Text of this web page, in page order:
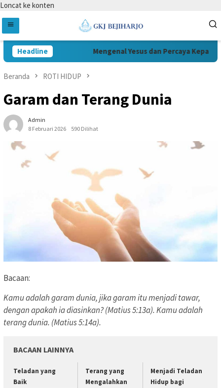
Loncat ke konten
Headline Mengenal Yesus dan Percaya Kepada
Beranda ROTI HIDUP
Garam dan Terang Dunia
Admin
8 Februari 2026
590 Dilihat
Bacaan:
Kamu adalah garam dunia, jika garam itu menjadi tawar,
dengan apakah ia diasinkan? (Matius 5:13a). Kamu adalah
terang dunia. (Matius 5:14a).
BACAAN LAINNYA
Teladan yang
Baik
Terang yang
Mengalahkan
Menjadi Teladan
Hidup bagi